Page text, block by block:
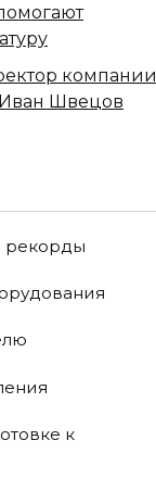
компании
Швецов
рекорды
к